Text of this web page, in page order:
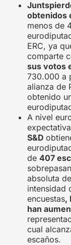
obtenidos
menos de
ERC, ya
comparte
sus votos
730.000 a
alianza de
obtenido
A nivel
S&D
de 407
absoluta
intensidad
encuestas,
han
cual
escaños.